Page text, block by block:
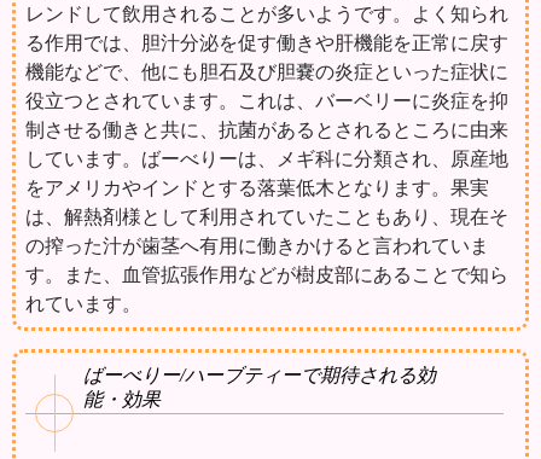
レンドして飲用されることが多いようです。よく知られ
る作用では、胆汁分泌を促す働きや肝機能を正常に戻す
機能などで、他にも胆石及び胆嚢の炎症といった症状に
役立つとされています。これは、バーベリーに炎症を抑
制させる働きと共に、抗菌があるとされるところに由来
しています。ばーべりーは、メギ科に分類され、原産地
をアメリカやインドとする落葉低木となります。果実
は、解熱剤様として利用されていたこともあり、現在そ
の搾った汁が歯茎へ有用に働きかけると言われていま
す。また、血管拡張作用などが樹皮部にあることで知ら
れています。
ばーべりー/ハーブティーで期待される効
能・効果